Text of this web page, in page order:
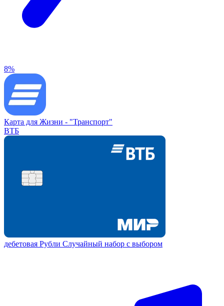
8%
Карта для Жизни - "Транспорт"
ВТБ
дебетовая Рубли Случайный набор с выбором